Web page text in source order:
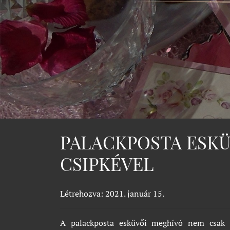
PALACKPOSTA
CSIPKÉVEL
Létrehozva: 2021. január 15.
A palackposta esküvői meghívó nem